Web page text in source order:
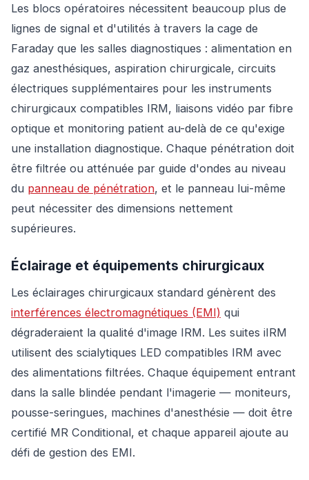
Les blocs opératoires nécessitent beaucoup plus de
lignes de signal et d'utilités à travers la cage de
Faraday que les salles diagnostiques : alimentation en
gaz anesthésiques, aspiration chirurgicale, circuits
électriques supplémentaires pour les instruments
chirurgicaux compatibles IRM, liaisons vidéo par fibre
optique et monitoring patient au-delà de ce qu'exige
une installation diagnostique. Chaque pénétration doit
être filtrée ou atténuée par guide d'ondes au niveau
du panneau de pénétration, et le panneau lui-même
peut nécessiter des dimensions nettement
supérieures.
Éclairage et équipements chirurgicaux
Les éclairages chirurgicaux standard génèrent des
interférences électromagnétiques (EMI) qui
dégraderaient la qualité d'image IRM. Les suites iIRM
utilisent des scialytiques LED compatibles IRM avec
des alimentations filtrées. Chaque équipement entrant
dans la salle blindée pendant l'imagerie — moniteurs,
pousse-seringues, machines d'anesthésie — doit être
certifié MR Conditional, et chaque appareil ajoute au
défi de gestion des EMI.